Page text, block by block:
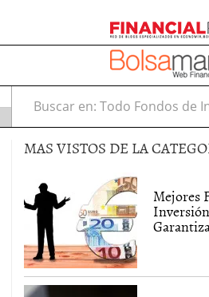
Buscar en:
MAS VISTOS DE LA
Mejores
Inversión